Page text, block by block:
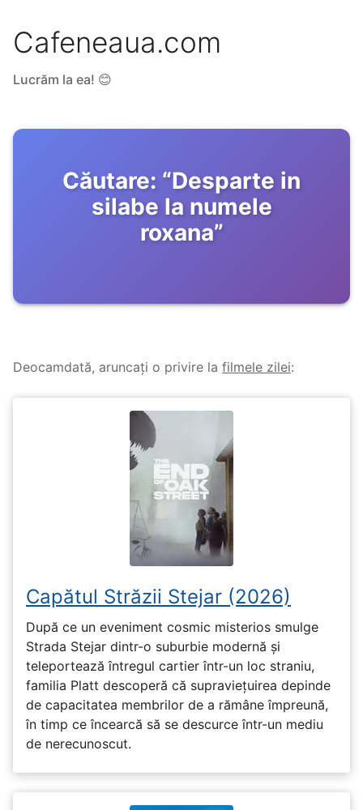
Cafeneaua.com
Lucrăm la ea! 😊
Căutare: “Desparte in
silabe la numele
roxana”
Deocamdată, aruncați o privire la filmele zilei:
Capătul Străzii Stejar (2026)
După ce un eveniment cosmic misterios smulge
Strada Stejar dintr-o suburbie modernă și
teleportează întregul cartier într-un loc straniu,
familia Platt descoperă că supraviețuirea depinde
de capacitatea membrilor de a rămâne împreună,
în timp ce încearcă să se descurce într-un mediu
de nerecunoscut.